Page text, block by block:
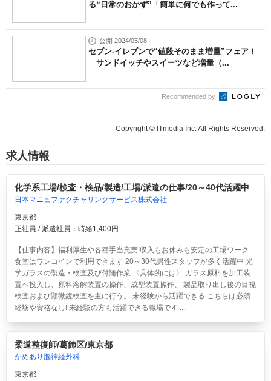
る“日常のおかず”「簡単に何でも作って...
公開 2024/05/08
セブン-イレブンで“値段そのまま増量”フェア！
サンドイッチやスイーツなど増量（...
Recommended by
Copyright © ITmedia Inc. All Rights Reserved.
求人情報
化学系工場/検査・検品/製造/工場/派遣の仕事/20～40代活躍中
日本マニュファクチャリングサービス株式会社
東京都
正社員 / 派遣社員：時給1,400円
【仕事内容】福利厚生や各種手当充実!収入もお休みも安定の工場ワーク
食堂はワンコインで利用できます 20～30代男性スタッフが多く活躍中 光
学ガラスの製造・検査及び付随作業 〈具体的には〉 ガラス原料を加工装
置へ投入し、原料溶解装置の操作、成型装置操作、 製品取り出し後の目視
検査および顕微鏡検査を主に行う。 未経験から活躍できる こちらは必須
経験や資格なし! 未経験の方も活躍できる職場です ...
柔道整復師/葛飾区/東京都
かめあり脳神経外科
東京都